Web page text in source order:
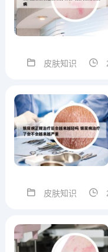
皮肤知识
皮肤知识